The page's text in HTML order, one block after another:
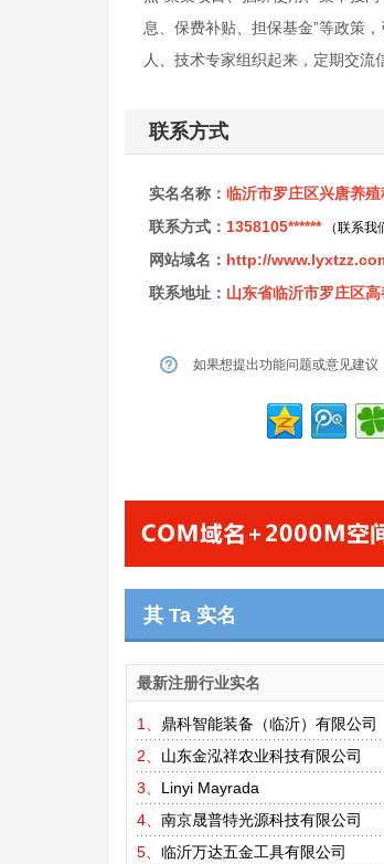
息、保费补贴、担保基金”等政策
人、技术专家组织起来，定期交流
联系方式
实名名称： 临沂市罗庄区兴唐养
联系方式： 1358105******（联系我
网站域名： http://
联系地址： 山东省临沂市罗庄区
如果想提出功能问题或意见建议
其 Ta 实名
最新注册行业实名
1、 鼎科智能装备（临沂）有限公司
2、 山东金泓祥农业科技有限公司
3、 Linyi Mayrada
4、 南京晟普特光源科技有限公司
5、 临沂万达五金工具有限公司